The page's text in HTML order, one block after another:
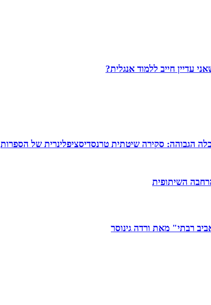
עדיין חייב ללמוד אנגלית?
הגבוהה: סקירה שיטתית טרנסדיסציפלינרית של הספרות
השיתופית
רבתי" מאת ורדה גינוסר